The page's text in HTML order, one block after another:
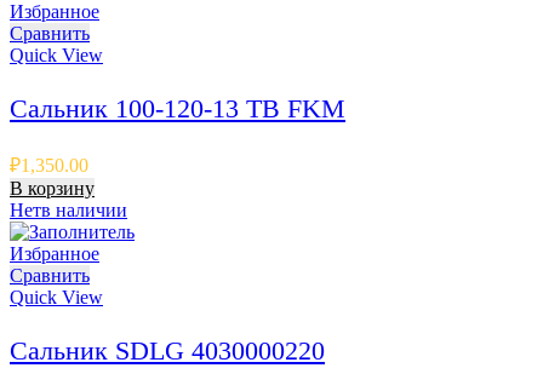
Избранное
Сравнить
Quick View
Сальник 100-120-13 TB FKM
₽1,350.00
В корзину
Нетв наличии
Избранное
Сравнить
Quick View
Сальник SDLG 4030000220